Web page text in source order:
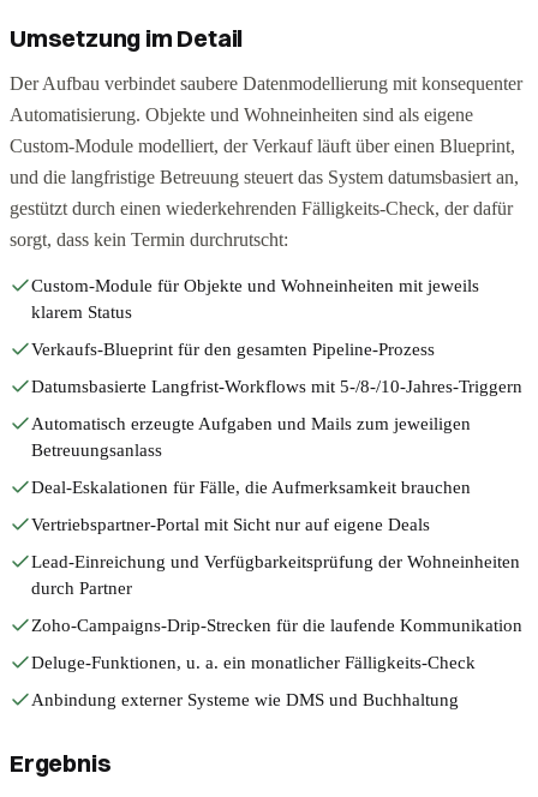
Umsetzung im Detail
Der Aufbau verbindet saubere Datenmodellierung mit konsequenter
Automatisierung. Objekte und Wohneinheiten sind als eigene
Custom-Module modelliert, der Verkauf läuft über einen Blueprint,
und die langfristige Betreuung steuert das System datumsbasiert an,
gestützt durch einen wiederkehrenden Fälligkeits-Check, der dafür
sorgt, dass kein Termin durchrutscht:
Custom-Module für Objekte und Wohneinheiten mit jeweils
klarem Status
Verkaufs-Blueprint für den gesamten Pipeline-Prozess
Datumsbasierte Langfrist-Workflows mit 5-/8-/10-Jahres-Triggern
Automatisch erzeugte Aufgaben und Mails zum jeweiligen
Betreuungsanlass
Deal-Eskalationen für Fälle, die Aufmerksamkeit brauchen
Vertriebspartner-Portal mit Sicht nur auf eigene Deals
Lead-Einreichung und Verfügbarkeitsprüfung der Wohneinheiten
durch Partner
Zoho-Campaigns-Drip-Strecken für die laufende Kommunikation
Deluge-Funktionen, u. a. ein monatlicher Fälligkeits-Check
Anbindung externer Systeme wie DMS und Buchhaltung
Ergebnis